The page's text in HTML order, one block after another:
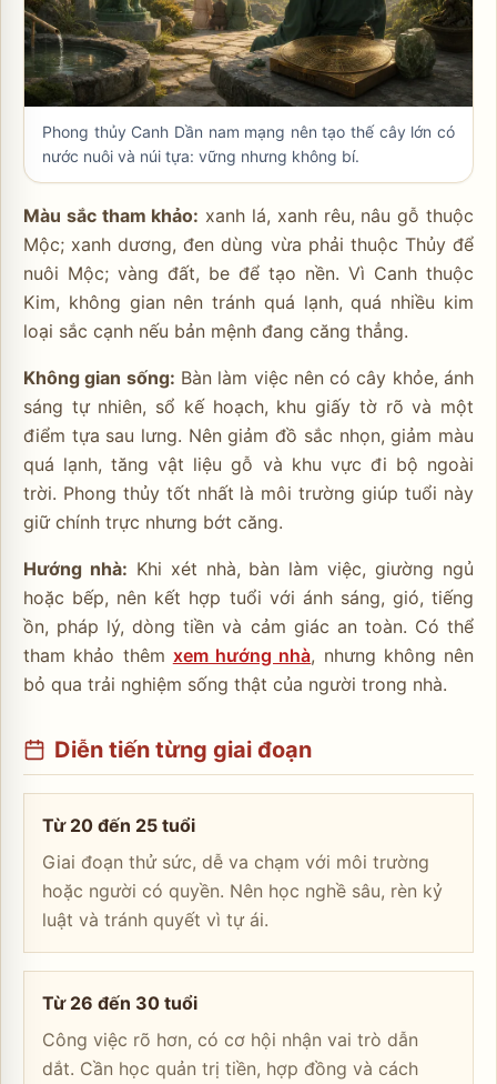
Phong thủy Canh Dần nam mạng nên tạo thế cây lớn có
nước nuôi và núi tựa: vững nhưng không bí.
Màu sắc tham khảo: xanh lá, xanh rêu, nâu gỗ thuộc
Mộc; xanh dương, đen dùng vừa phải thuộc Thủy để
nuôi Mộc; vàng đất, be để tạo nền. Vì Canh thuộc
Kim, không gian nên tránh quá lạnh, quá nhiều kim
loại sắc cạnh nếu bản mệnh đang căng thẳng.
Không gian sống: Bàn làm việc nên có cây khỏe, ánh
sáng tự nhiên, sổ kế hoạch, khu giấy tờ rõ và một
điểm tựa sau lưng. Nên giảm đồ sắc nhọn, giảm màu
quá lạnh, tăng vật liệu gỗ và khu vực đi bộ ngoài
trời. Phong thủy tốt nhất là môi trường giúp tuổi này
giữ chính trực nhưng bớt căng.
Hướng nhà: Khi xét nhà, bàn làm việc, giường ngủ
hoặc bếp, nên kết hợp tuổi với ánh sáng, gió, tiếng
ồn, pháp lý, dòng tiền và cảm giác an toàn. Có thể
tham khảo thêm xem hướng nhà, nhưng không nên
bỏ qua trải nghiệm sống thật của người trong nhà.
Diễn tiến từng giai đoạn
Từ 20 đến 25 tuổi
Giai đoạn thử sức, dễ va chạm với môi trường
hoặc người có quyền. Nên học nghề sâu, rèn kỷ
luật và tránh quyết vì tự ái.
Từ 26 đến 30 tuổi
Công việc rõ hơn, có cơ hội nhận vai trò dẫn
dắt. Cần học quản trị tiền, hợp đồng và cách